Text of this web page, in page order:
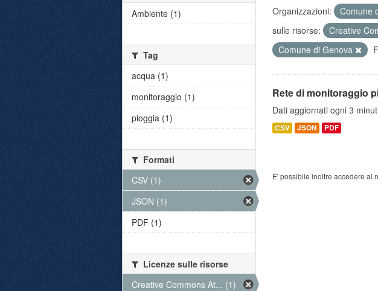
Organizzazioni: Comune
sulle risorse:
Creative
Comune di Genova
Rete di monitoraggio
Dati aggiornati ogni 3
CSV JSON PDF
E' possibile inoltre accedere al
Ambiente (1)
Tag
acqua (1)
monitoraggio (1)
pioggia (1)
Formati
CSV (1)
JSON (1)
PDF (1)
Licenze sulle risorse
Creative Commons At... (1)